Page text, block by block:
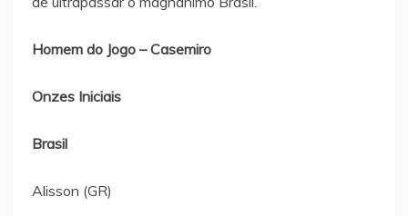
Homem do Jogo – Casemiro
Onzes Iniciais
Brasil
Alisson (GR)